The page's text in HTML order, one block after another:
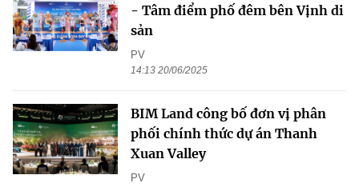
- Tâm điểm phố đêm bên Vịnh di
sản
PV
14:13 20/06/2025
BIM Land công bố đơn vị phân
phối chính thức dự án Thanh
Xuan Valley
PV